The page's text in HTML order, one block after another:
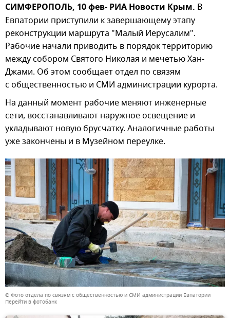
СИМФЕРОПОЛЬ, 10 фев- РИА Новости Крым. В
Евпатории приступили к завершающему этапу
реконструкции маршрута "Малый Иерусалим".
Рабочие начали приводить в порядок территорию
между собором Святого Николая и мечетью Хан-
Джами. Об этом сообщает отдел по связям
с общественностью и СМИ администрации курорта.
На данный момент рабочие меняют инженерные
сети, восстанавливают наружное освещение и
укладывают новую брусчатку. Аналогичные работы
уже закончены и в Музейном переулке.
© Фото отдела по связям с общественностью и СМИ администрации Евпатории
Перейти в фотобанк